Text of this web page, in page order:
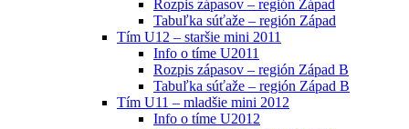
Rozpis zápasov – región Západ
Tabuľka súťaže – región Západ
Tím U12 – staršie mini 2011
Info o tíme U2011
Rozpis zápasov – región Západ B
Tabuľka súťaže – región Západ B
Tím U11 – mladšie mini 2012
Info o tíme U2012